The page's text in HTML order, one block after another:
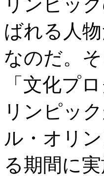
ばれる人
なのだ。
「文化プ
リンピッ
ル・オリ
る期間に